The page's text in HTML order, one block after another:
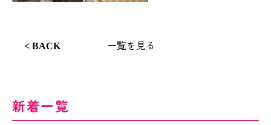
< BACK 一覧を見る
新着一覧